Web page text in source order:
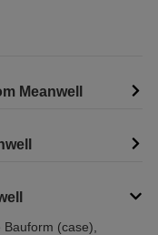
Meanwell
(case),